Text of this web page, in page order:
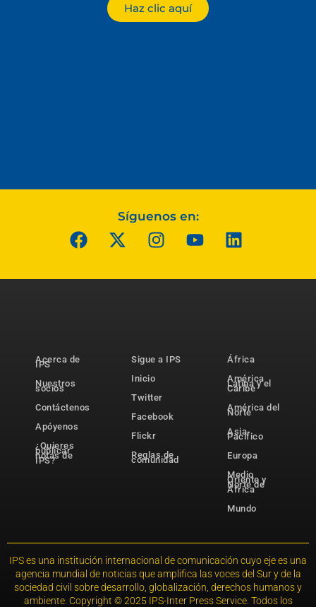
Haz clic aquí
Síguenos en:
Acerca de
IPS
Nuestros
socios
Contáctenos
Apóyenos
¿Quieres
publicar
notas de
IPS?
Sigue a IPS
Inicio
Twitter
Facebook
Flickr
Reglas de
comunidad
África
América
Latina y el
Caribe
América del
Norte
Asia-
Pacífico
Europa
Medio
Oriente y
Norte de
África
Mundo
IPS es una institución internacional de comunicación cuyo eje es una
agencia mundial de noticias que amplifica las voces del Sur y de la
sociedad civil sobre desarrollo, globalización, derechos humanos y
ambiente. Copyright © 2025 IPS-Inter Press Service. Todos los